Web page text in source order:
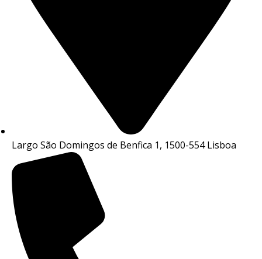
Largo São Domingos de Benfica 1, 1500-554 Lisboa